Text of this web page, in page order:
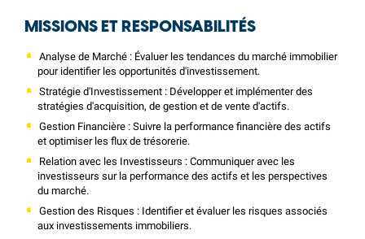
MISSIONS ET RESPONSABILITÉS
Analyse de Marché : Évaluer les tendances du marché immobilier
pour identifier les opportunités d'investissement.
Stratégie d'Investissement : Développer et implémenter des
stratégies d'acquisition, de gestion et de vente d'actifs.
Gestion Financière : Suivre la performance financière des actifs
et optimiser les flux de trésorerie.
Relation avec les Investisseurs : Communiquer avec les
investisseurs sur la performance des actifs et les perspectives
du marché.
Gestion des Risques : Identifier et évaluer les risques associés
aux investissements immobiliers.